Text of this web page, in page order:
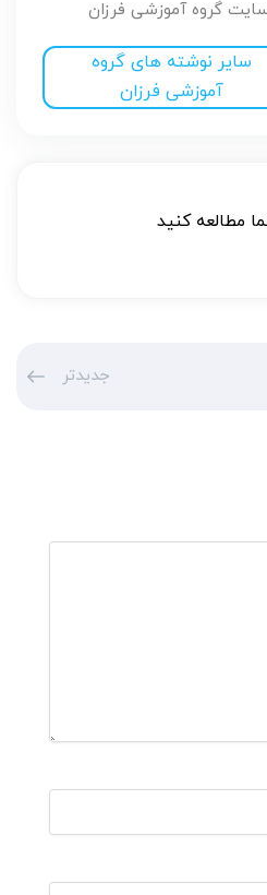
گروه آموزشی فرزان
سایر نوشته های گروه
آموزشی فرزان
مطالعه کنید
جدیدتر